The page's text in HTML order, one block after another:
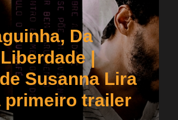
Da
|
Susanna Lira
primeiro trailer